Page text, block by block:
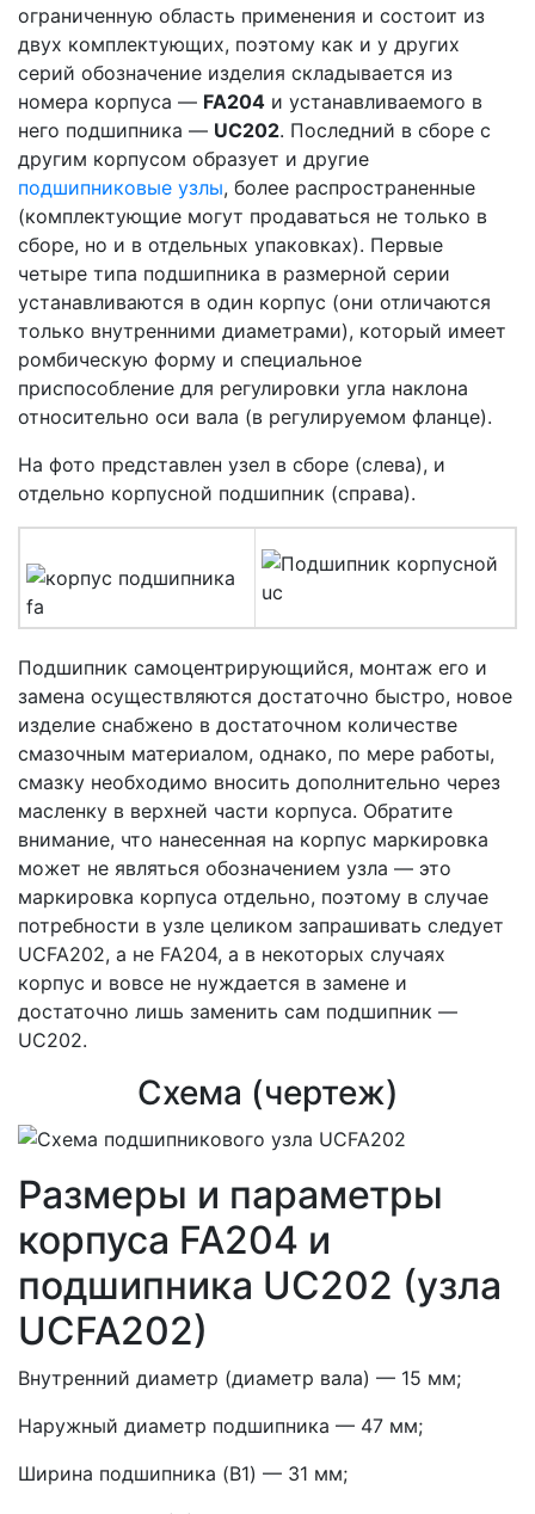
ограниченную область применения и состоит из
двух комплектующих, поэтому как и у других
серий обозначение изделия складывается из
номера корпуса — FA204 и устанавливаемого в
него подшипника — UC202. Последний в сборе с
другим корпусом образует и другие
подшипниковые узлы, более распространенные
(комплектующие могут продаваться не только в
сборе, но и в отдельных упаковках). Первые
четыре типа подшипника в размерной серии
устанавливаются в один корпус (они отличаются
только внутренними диаметрами), который имеет
ромбическую форму и специальное
приспособление для регулировки угла наклона
относительно оси вала (в регулируемом фланце).
На фото представлен узел в сборе (слева), и
отдельно корпусной подшипник (справа).
Подшипник самоцентрирующийся, монтаж его и
замена осуществляются достаточно быстро, новое
изделие снабжено в достаточном количестве
смазочным материалом, однако, по мере работы,
смазку необходимо вносить дополнительно через
масленку в верхней части корпуса. Обратите
внимание, что нанесенная на корпус маркировка
может не являться обозначением узла — это
маркировка корпуса отдельно, поэтому в случае
потребности в узле целиком запрашивать следует
UCFA202, а не FA204, а в некоторых случаях
корпус и вовсе не нуждается в замене и
достаточно лишь заменить сам подшипник —
UC202.
Схема (чертеж)
Размеры и параметры
корпуса FA204 и
подшипника UC202 (узла
UCFA202)
Внутренний диаметр (диаметр вала) — 15 мм;
Наружный диаметр подшипника — 47 мм;
Ширина подшипника (B1) — 31 мм;